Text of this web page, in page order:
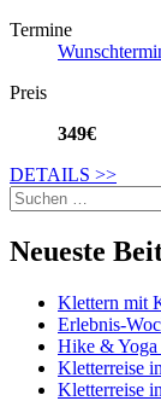
Termine
Preis
349€
DETAILS >>
Suche
nach:
Neueste
Klettern mit
Erlebnis-
Hike & Yoga
Kletterreise
Kletterreise